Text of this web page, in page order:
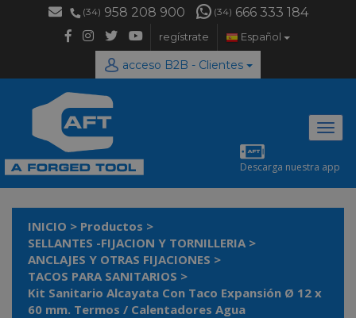
(34) 958 208 900 (34) 666 333 184
regístrate Español
acceso B2B - Clientes
Descarga nuestra app
INICIO > Productos >
SELLANTES -FIJACION Y TORNILLERIA >
ANCLAJES Y OTRAS FIJACIONES >
TACOS PARA SANITARIOS >
Kit Sanitario Alcayata Con Taco Expansión Ø 12 x
60 mm. Termos / Calentadores Agua